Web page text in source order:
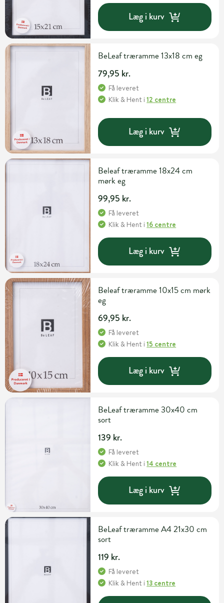
Læg i kurv
BeLeaf træramme 13x18 cm eg
79,95 kr.
Få leveret
Klik & Hent i12 centre
Læg i kurv
Beleaf træramme 18x24 cm
mørk eg
99,95 kr.
Få leveret
Klik & Hent i16 centre
Læg i kurv
Beleaf træramme 10x15 cm mørk
eg
69,95 kr.
Få leveret
Klik & Hent i15 centre
Læg i kurv
BeLeaf træramme 30x40 cm
sort
139 kr.
Få leveret
Klik & Hent i14 centre
Læg i kurv
BeLeaf træramme A4 21x30 cm
sort
119 kr.
Få leveret
Klik & Hent i13 centre